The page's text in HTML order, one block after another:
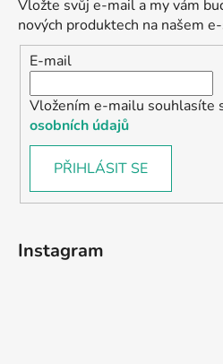
Vložte svůj e-mail a my vám
nových produktech na našem
E-mail
Vložením e-mailu souhlasíte
osobních údajů
PŘIHLÁSIT SE
Instagram